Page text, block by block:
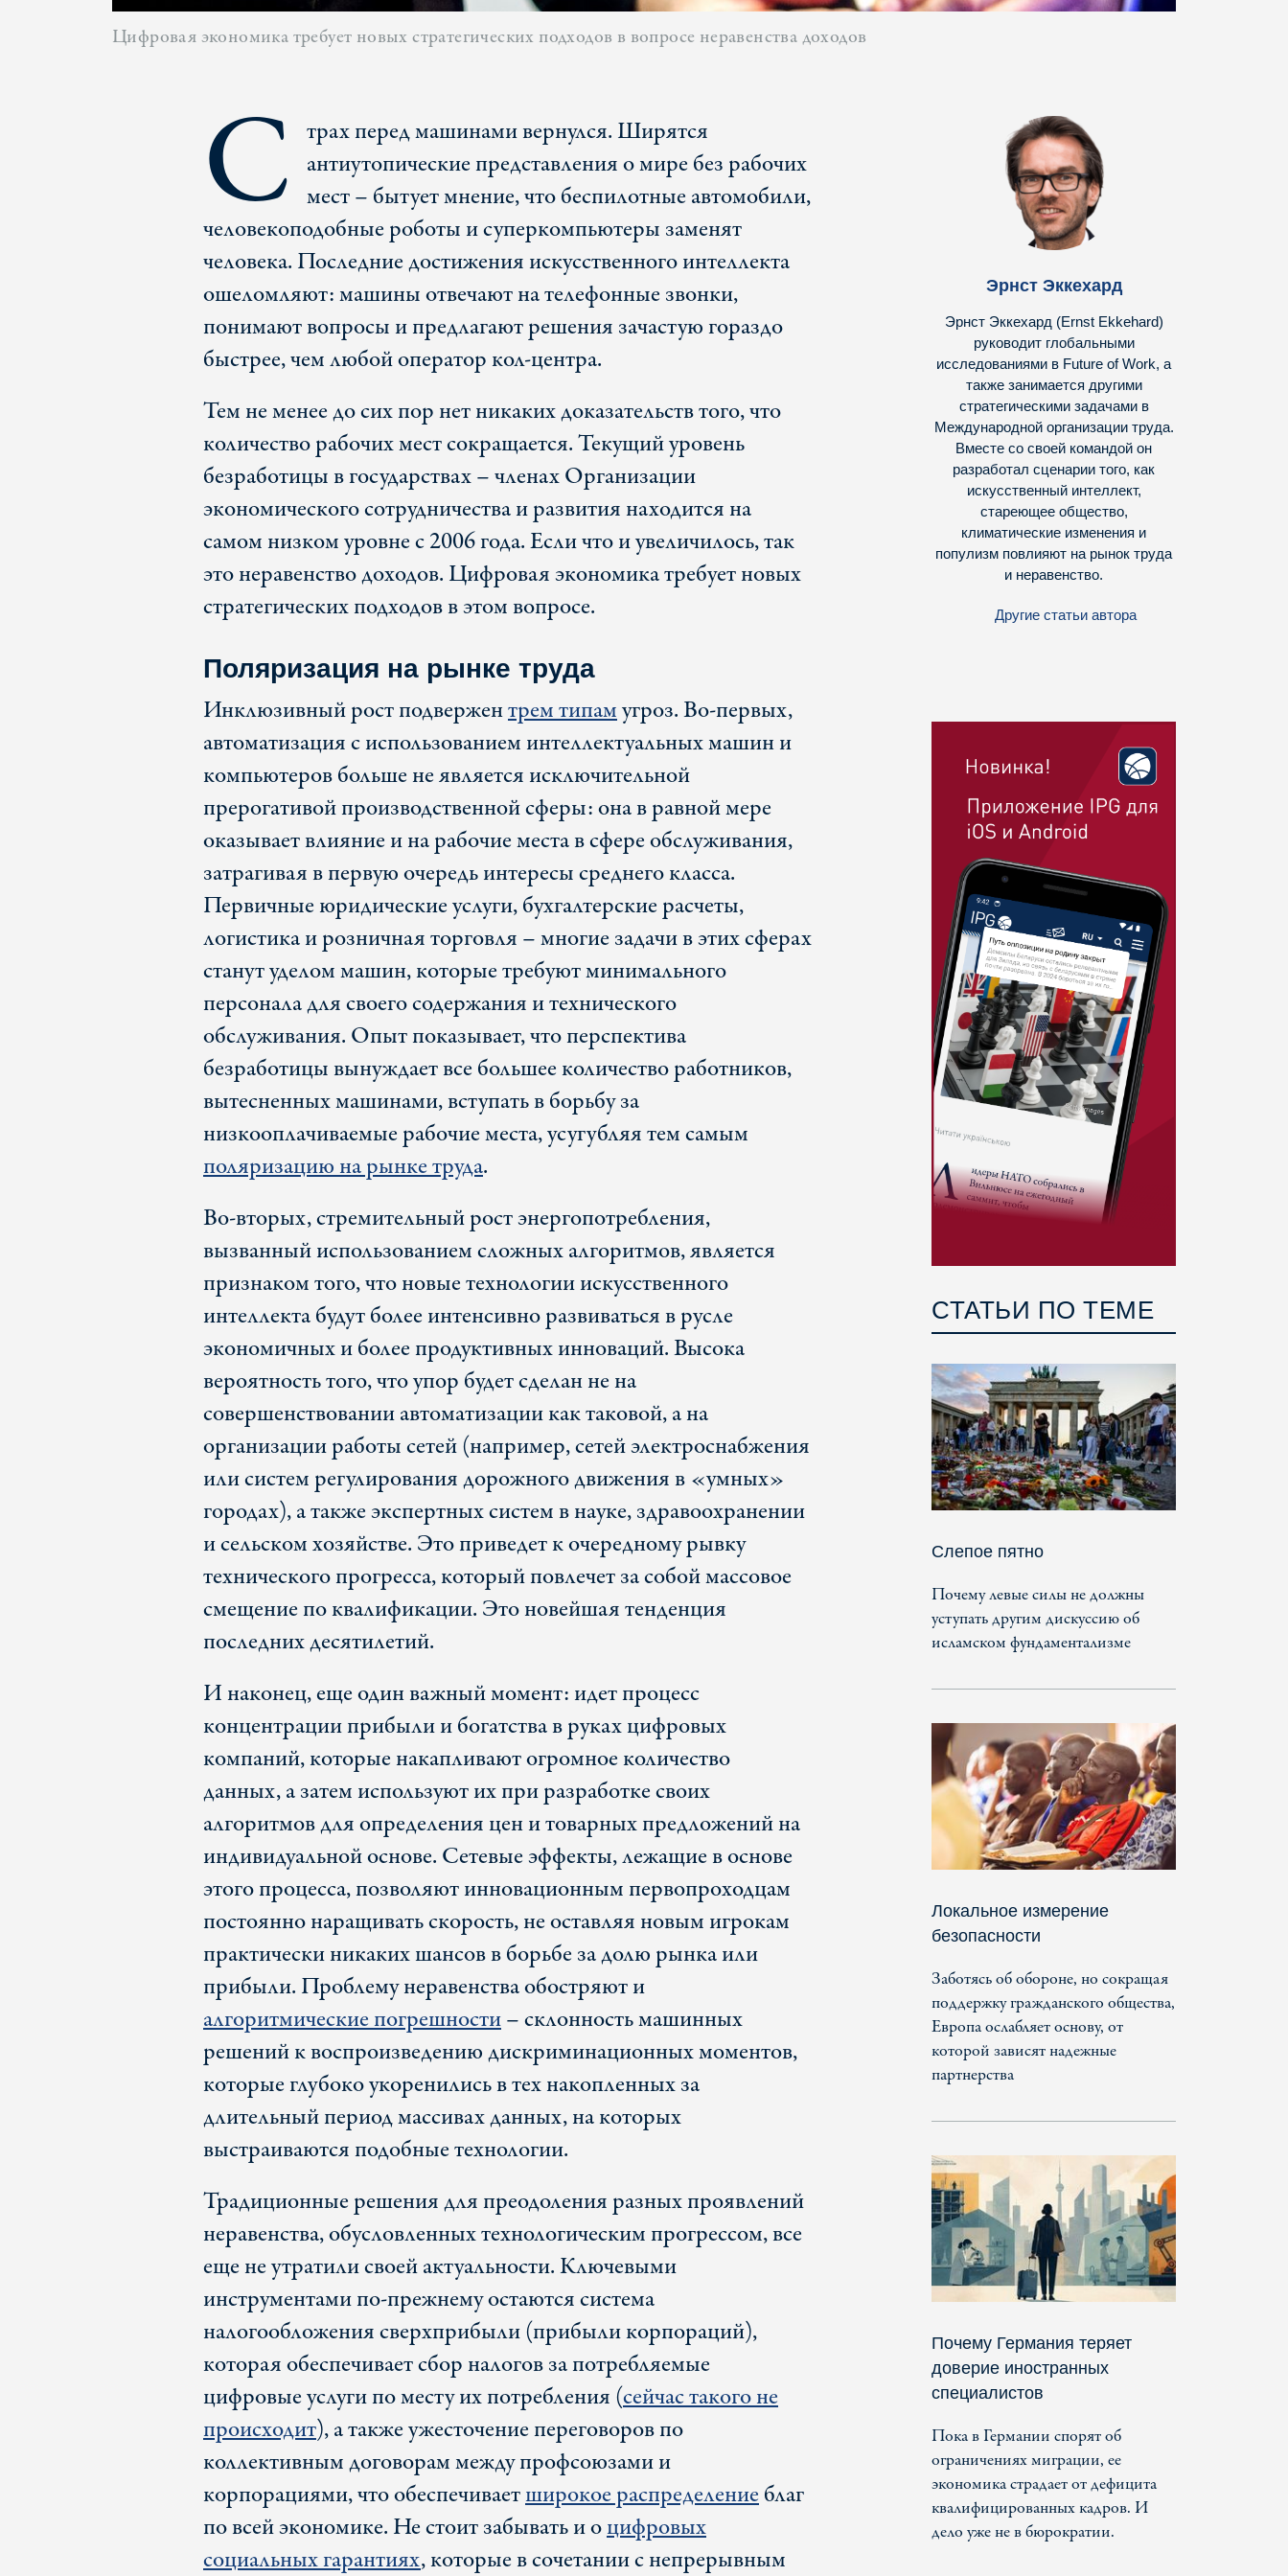
Цифровая экономика требует новых стратегических подходов в вопросе неравенства доходов
С трах перед машинами вернулся. Ширятся
антиутопические представления о мире без рабочих
мест – бытует мнение, что беспилотные автомобили,
человекоподобные роботы и суперкомпьютеры заменят
человека. Последние достижения искусственного интеллекта
ошеломляют: машины отвечают на телефонные звонки,
понимают вопросы и предлагают решения зачастую гораздо
быстрее, чем любой оператор кол-центра.
Тем не менее до сих пор нет никаких доказательств того, что
количество рабочих мест сокращается. Текущий уровень
безработицы в государствах – членах Организации
экономического сотрудничества и развития находится на
самом низком уровне с 2006 года. Если что и увеличилось, так
это неравенство доходов. Цифровая экономика требует новых
стратегических подходов в этом вопросе.
Поляризация на рынке труда
Инклюзивный рост подвержентрем типамугроз. Во-первых,
автоматизация с использованием интеллектуальных машин и
компьютеров больше не является исключительной
прерогативой производственной сферы: она в равной мере
оказывает влияние и на рабочие места в сфере обслуживания,
затрагивая в первую очередь интересы среднего класса.
Первичные юридические услуги, бухгалтерские расчеты,
логистика и розничная торговля – многие задачи в этих сферах
станут уделом машин, которые требуют минимального
персонала для своего содержания и технического
обслуживания. Опыт показывает, что перспектива
безработицы вынуждает все большее количество работников,
вытесненных машинами, вступать в борьбу за
низкооплачиваемые рабочие места, усугубляя тем самым
поляризацию на рынке труда.
Во-вторых, стремительный рост энергопотребления,
вызванный использованием сложных алгоритмов, является
признаком того, что новые технологии искусственного
интеллекта будут более интенсивно развиваться в русле
экономичных и более продуктивных инноваций. Высока
вероятность того, что упор будет сделан не на
совершенствовании автоматизации как таковой, а на
организации работы сетей (например, сетей электроснабжения
или систем регулирования дорожного движения в «умных»
городах), а также экспертных систем в науке, здравоохранении
и сельском хозяйстве. Это приведет к очередному рывку
технического прогресса, который повлечет за собой массовое
смещение по квалификации. Это новейшая тенденция
последних десятилетий.
И наконец, еще один важный момент: идет процесс
концентрации прибыли и богатства в руках цифровых
компаний, которые накапливают огромное количество
данных, а затем используют их при разработке своих
алгоритмов для определения цен и товарных предложений на
индивидуальной основе. Сетевые эффекты, лежащие в основе
этого процесса, позволяют инновационным первопроходцам
постоянно наращивать скорость, не оставляя новым игрокам
практически никаких шансов в борьбе за долю рынка или
прибыли. Проблему неравенства обостряют и
алгоритмические погрешности– склонность машинных
решений к воспроизведению дискриминационных моментов,
которые глубоко укоренились в тех накопленных за
длительный период массивах данных, на которых
выстраиваются подобные технологии.
Традиционные решения для преодоления разных проявлений
неравенства, обусловленных технологическим прогрессом, все
еще не утратили своей актуальности. Ключевыми
инструментами по-прежнему остаются система
налогообложения сверхприбыли (прибыли корпораций),
которая обеспечивает сбор налогов за потребляемые
цифровые услуги по месту их потребления (сейчас такого не
происходит), а также ужесточение переговоров по
коллективным договорам между профсоюзами и
корпорациями, что обеспечиваетширокое распределениеблаг
по всей экономике. Не стоит забывать и оцифровых
социальных гарантиях, которые в сочетании с непрерывным
Эрнст Эккехард
Эрнст Эккехард (Ernst Ekkehard)
руководит глобальными
исследованиями в Future of Work, а
также занимается другими
стратегическими задачами в
Международной организации труда.
Вместе со своей командой он
разработал сценарии того, как
искусственный интеллект,
стареющее общество,
климатические изменения и
популизм повлияют на рынок труда
и неравенство.
Другие статьи автора
СТАТЬИ ПО ТЕМЕ
Слепое пятно
Почему левые силы не должны
уступать другим дискуссию об
исламском фундаментализме
Локальное измерение
безопасности
Заботясь об обороне, но сокращая
поддержку гражданского общества,
Европа ослабляет основу, от
которой зависят надежные
партнерства
Почему Германия теряет
доверие иностранных
специалистов
Пока в Германии спорят об
ограничениях миграции, ее
экономика страдает от дефицита
квалифицированных кадров. И
дело уже не в бюрократии.